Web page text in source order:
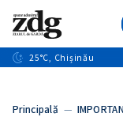
+12
Caută
25°C, Chișinău
Principală —